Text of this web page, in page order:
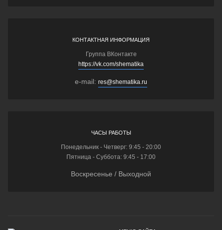
КОНТАКТНАЯ ИНФОРМАЦИЯ
Группа ВКонтакте
https://vk.com/shematika
e-mail: res@shematika.ru
ЧАСЫ РАБОТЫ
Понедельник - Четверг: 9:45 - 20:00
Пятница - Суббота: 9:45 - 17:00
Воскресенье / Выходной